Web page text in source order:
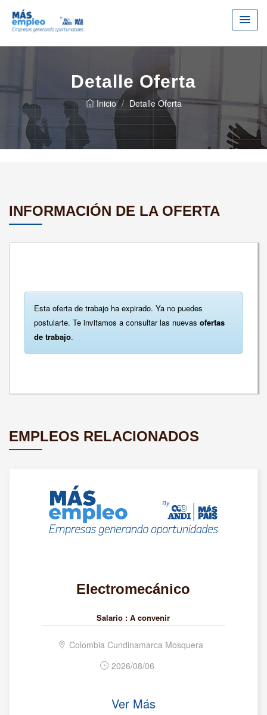
Detalle Oferta
Inicio Detalle Oferta
INFORMACIÓN DE LA OFERTA
Esta oferta de trabajo ha expirado. Ya no puedes
postularte. Te invitamos a consultar las nuevas ofertas
de trabajo.
EMPLEOS RELACIONADOS
Electromecánico
Salario : A convenir
Colombia Cundinamarca Mosquera
2026/08/06
Ver Más